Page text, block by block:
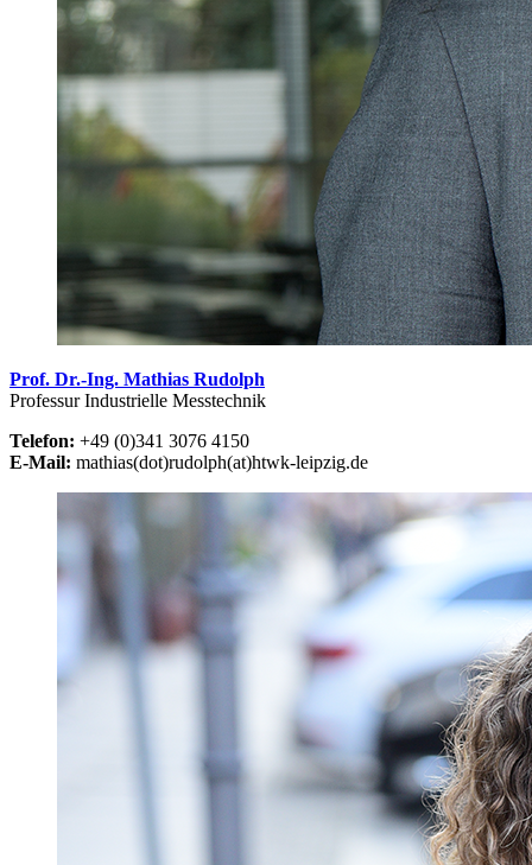
Prof. Dr.-Ing. Mathias Rudolph
Professur Industrielle Messtechnik
Telefon: +49 (0)341 3076 4150
E-Mail: mathias(dot)rudolph(at)htwk-leipzig.de